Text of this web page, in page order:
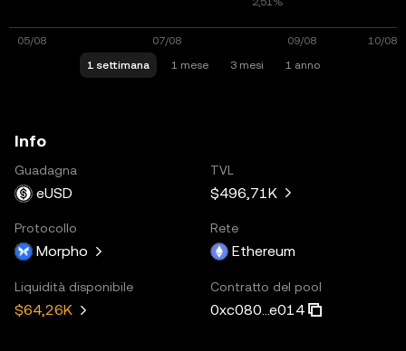
1 settimana 1 mese 3 mesi 1 anno
Info
Guadagna
eUSD
TVL
$496,71K
Protocollo
Morpho
Rete
Ethereum
Liquidità disponibile
$64,26K
Contratto del pool
0xc080...e014